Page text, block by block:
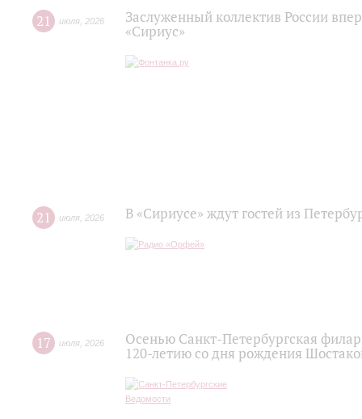
21 июля 2026
Заслуженный коллектив России
«Сириус»
21 июля 2026 В «Сириусе» ждут гостей из
17 июля 2026
Осенью Санкт-Петербургская
120‑летию со дня рождения